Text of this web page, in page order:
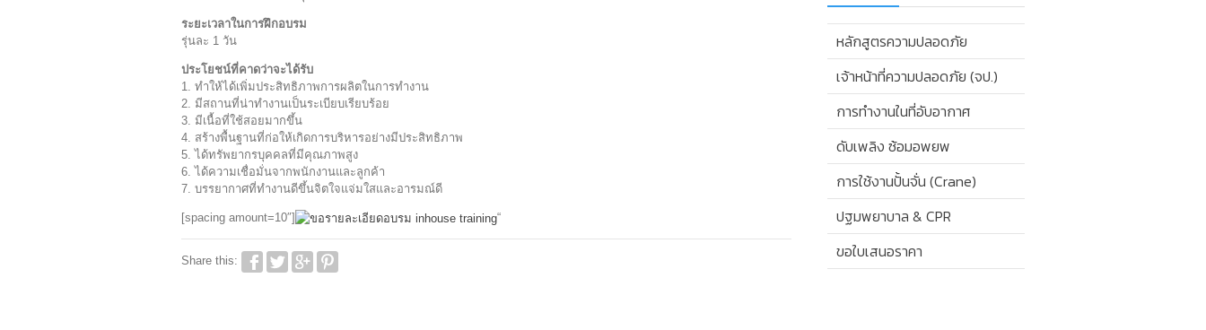
ระยะเวลาในการฝึกอบรม
รุ่นละ 1 วัน
ประโยชน์ที่คาดว่าจะได้รับ
1. ทำให้ได้เพิ่มประสิทธิภาพการผลิตในการทำงาน
2. มีสถานที่น่าทำงานเป็นระเบียบเรียบร้อย
3. มีเนื้อที่ใช้สอยมากขึ้น
4. สร้างพื้นฐานที่ก่อให้เกิดการบริหารอย่างมีประสิทธิภาพ
5. ได้ทรัพยากรบุคคลที่มีคุณภาพสูง
6. ได้ความเชื่อมั่นจากพนักงานและลูกค้า
7. บรรยากาศที่ทำงานดีขึ้นจิตใจแจ่มใสและอารมณ์ดี
[spacing amount=10″] “
Share this:
หลักสูตรความปลอดภัย
เจ้าหน้าที่ความปลอดภัย (จป.)
การทำงานในที่อับอากาศ
ดับเพลิง ซ้อมอพยพ
การใช้งานปั้นจั่น (Crane)
ปฐมพยาบาล & CPR
ขอใบเสนอราคา